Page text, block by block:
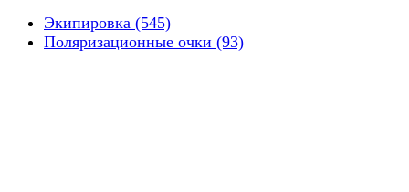
Экипировка (545)
Поляризационные очки (93)